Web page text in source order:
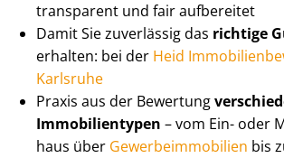
transparent und fair aufbereitet
Damit Sie zuverlässig das richtige
erhalten: bei der Heid
Karlsruhe
Praxis aus der Bewertung
Immobilientypen – vom Ein- oder
haus über Ge­wer­be­im­mo­bi­li­en bis